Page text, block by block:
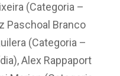
(Categoria –
Paschoal Branco
(Categoria –
Alex Rappaport